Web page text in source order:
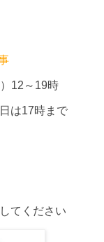
12～19時
で
てください